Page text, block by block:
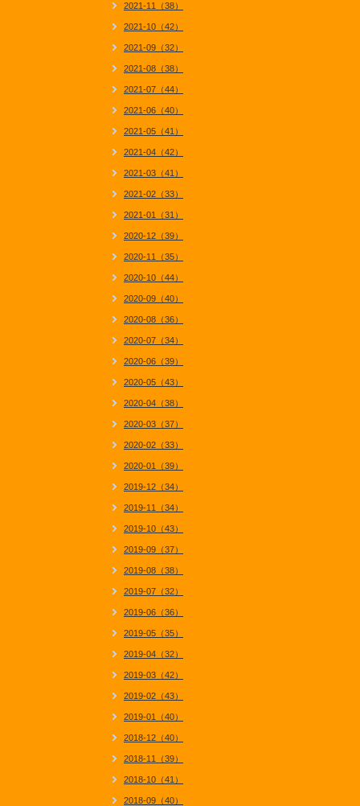
2021-11（38）
2021-10（42）
2021-09（32）
2021-08（38）
2021-07（44）
2021-06（40）
2021-05（41）
2021-04（42）
2021-03（41）
2021-02（33）
2021-01（31）
2020-12（39）
2020-11（35）
2020-10（44）
2020-09（40）
2020-08（36）
2020-07（34）
2020-06（39）
2020-05（43）
2020-04（38）
2020-03（37）
2020-02（33）
2020-01（39）
2019-12（34）
2019-11（34）
2019-10（43）
2019-09（37）
2019-08（38）
2019-07（32）
2019-06（36）
2019-05（35）
2019-04（32）
2019-03（42）
2019-02（43）
2019-01（40）
2018-12（40）
2018-11（39）
2018-10（41）
2018-09（40）